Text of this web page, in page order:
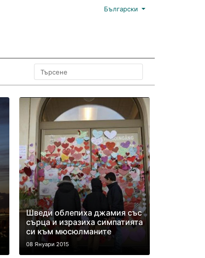
Български
Шведи облепиха джамия със
сърца и изразиха симпатията
си към мюсюлманите
08 Януари 2015